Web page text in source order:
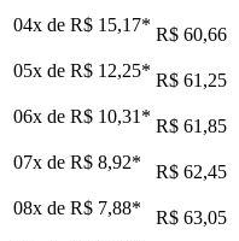
04x de R$ 15,17* R$ 60,66
05x de R$ 12,25* R$ 61,25
06x de R$ 10,31 * R$ 61,85
07x de R$ 8,92*
R$ 62,45
08x de R$ 7,88*
R$ 63,05